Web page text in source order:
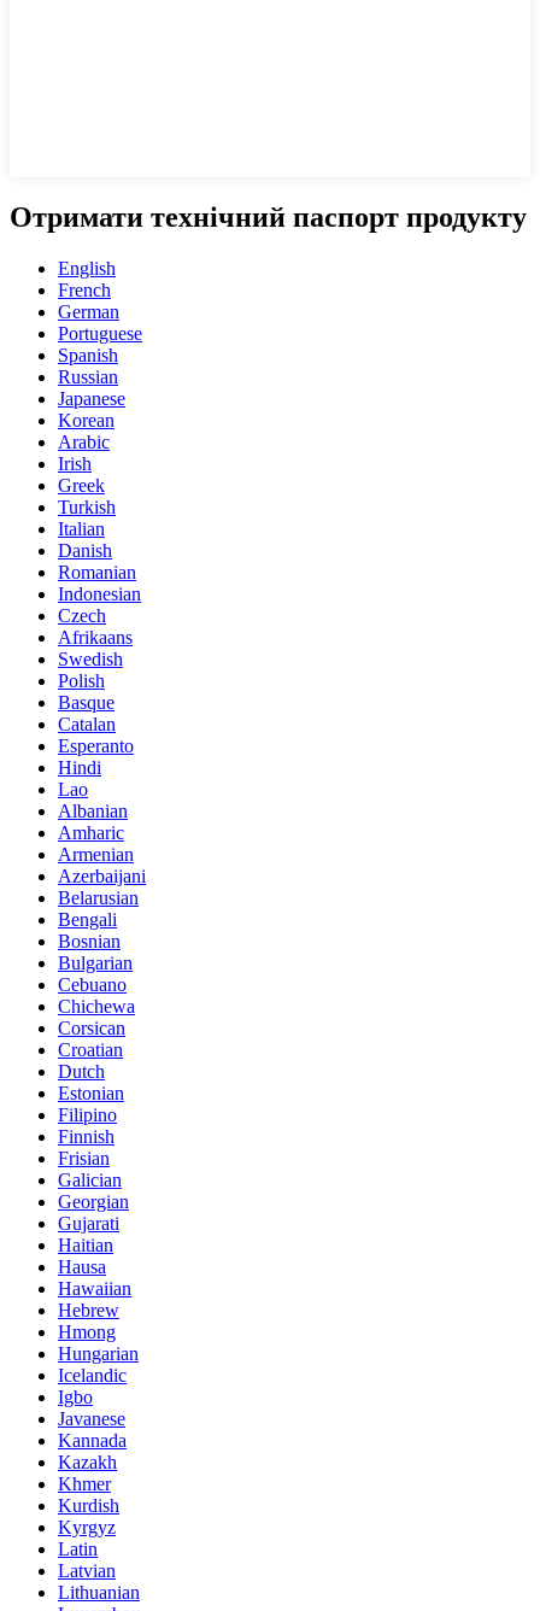
Отримати технічний паспорт продукту
English
French
German
Portuguese
Spanish
Russian
Japanese
Korean
Arabic
Irish
Greek
Turkish
Italian
Danish
Romanian
Indonesian
Czech
Afrikaans
Swedish
Polish
Basque
Catalan
Esperanto
Hindi
Lao
Albanian
Amharic
Armenian
Azerbaijani
Belarusian
Bengali
Bosnian
Bulgarian
Cebuano
Chichewa
Corsican
Croatian
Dutch
Estonian
Filipino
Finnish
Frisian
Galician
Georgian
Gujarati
Haitian
Hausa
Hawaiian
Hebrew
Hmong
Hungarian
Icelandic
Igbo
Javanese
Kannada
Kazakh
Khmer
Kurdish
Kyrgyz
Latin
Latvian
Lithuanian